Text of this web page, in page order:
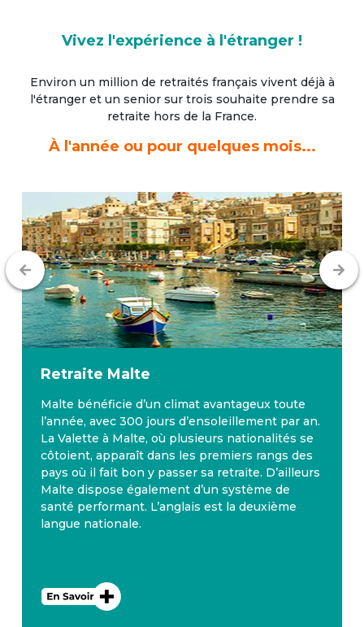
Vivez l'expérience à l'étranger !
Environ un million de retraités français vivent déjà à
l'étrangeret un senior sur trois souhaite prendre sa
retraite hors de la France.
À l'année ou pour quelques mois...
Retraite Malte
Malte bénéficie d’un climat avantageux toute
l’année, avec 300 jours d’ensoleillement par an.
La Valette à Malte, où plusieurs nationalités se
côtoient, apparaît dans les premiers rangs des
pays où il fait bon y passer sa retraite. D’ailleurs
Malte dispose également d’un système de
santé performant. L’anglais est la deuxième
langue nationale.